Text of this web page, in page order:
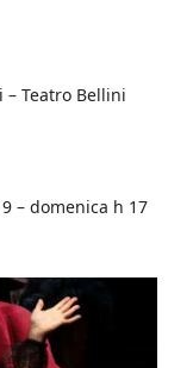
Teatro Bellini
– domenica h 17